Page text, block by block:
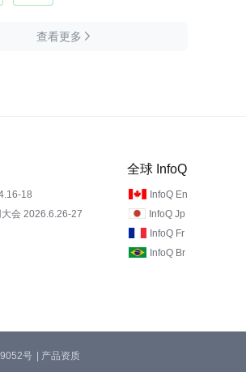
查看更多 
18
会 2026.6.26-27
全球 InfoQ
InfoQ En
InfoQ Jp
InfoQ Fr
InfoQ Br
号 | 产品资质